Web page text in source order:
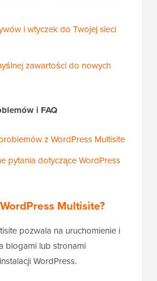
i wtyczek do Twojej sieci
zawartości do nowych
i FAQ
z WordPress Multisite
pytania dotyczące WordPress
Multisite?
pozwala na uruchomienie i
blogami lub stronami
WordPress.